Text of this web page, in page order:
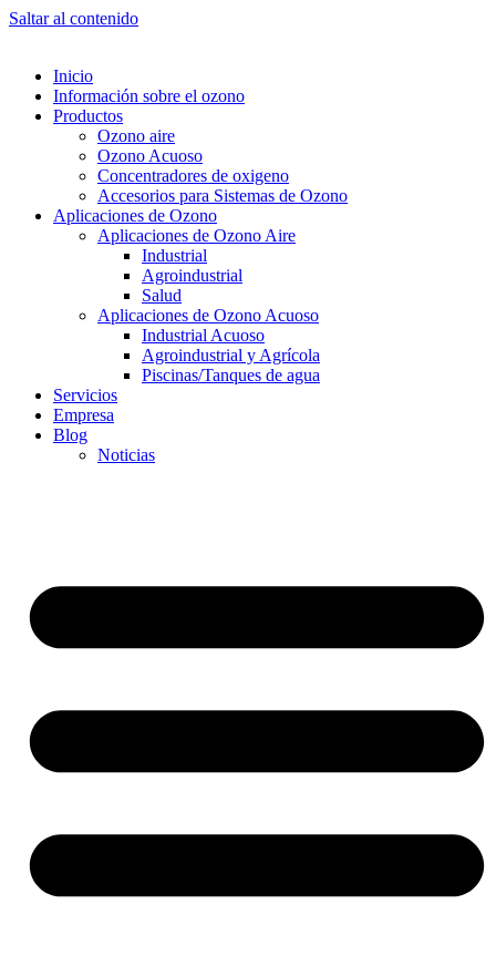
Saltar al contenido
Inicio
Información sobre el ozono
Productos
Ozono aire
Ozono Acuoso
Concentradores de oxigeno
Accesorios para Sistemas de Ozono
Aplicaciones de Ozono
Aplicaciones de Ozono Aire
Industrial
Agroindustrial
Salud
Aplicaciones de Ozono Acuoso
Industrial Acuoso
Agroindustrial y Agrícola
Piscinas/Tanques de agua
Servicios
Empresa
Blog
Noticias